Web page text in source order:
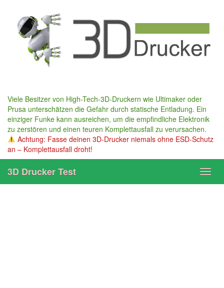
content
Viele Besitzer von High-Tech-3D-Druckern wie Ultimaker oder
Prusa unterschätzen die Gefahr durch statische Entladung. Ein
einziger Funke kann ausreichen, um die empfindliche Elektronik
zu zerstören und einen teuren Komplettausfall zu verursachen.
Achtung: Fasse deinen 3D-Drucker niemals ohne ESD-Schutz
an – Komplettausfall droht!
3D Drucker Test